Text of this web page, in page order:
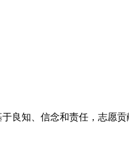
良知、信念和责任，志愿